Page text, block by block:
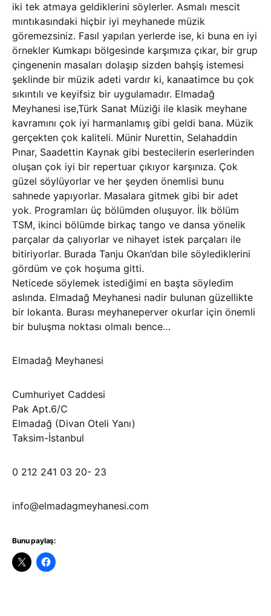
iki tek atmaya geldiklerini söylerler. Asmalı mescit
mıntıkasındaki hiçbir iyi meyhanede müzik
göremezsiniz. Fasıl yapılan yerlerde ise, ki buna en iyi
örnekler Kumkapı bölgesinde karşımıza çıkar, bir grup
çingenenin masaları dolaşıp sizden bahşiş istemesi
şeklinde bir müzik adeti vardır ki, kanaatimce bu çok
sıkıntılı ve keyifsiz bir uygulamadır. Elmadağ
Meyhanesi ise,Türk Sanat Müziği ile klasik meyhane
kavramını çok iyi harmanlamış gibi geldi bana. Müzik
gerçekten çok kaliteli. Münir Nurettin, Selahaddin
Pınar, Saadettin Kaynak gibi bestecilerin eserlerinden
oluşan çok iyi bir repertuar çıkıyor karşınıza. Çok
güzel söylüyorlar ve her şeyden önemlisi bunu
sahnede yapıyorlar. Masalara gitmek gibi bir adet
yok. Programları üç bölümden oluşuyor. İlk bölüm
TSM, ikinci bölümde birkaç tango ve dansa yönelik
parçalar da çalıyorlar ve nihayet istek parçaları ile
bitiriyorlar. Burada Tanju Okan’dan bile söylediklerini
gördüm ve çok hoşuma gitti.
Neticede söylemek istediğimi en başta söyledim
aslında. Elmadağ Meyhanesi nadir bulunan güzellikte
bir lokanta. Burası meyhaneperver okurlar için önemli
bir buluşma noktası olmalı bence…
Elmadağ Meyhanesi
Cumhuriyet Caddesi
Pak Apt.6/C
Elmadağ (Divan Oteli Yanı)
Taksim-İstanbul
0 212 241 03 20- 23
info@elmadagmeyhanesi.com
Bunu paylaş: